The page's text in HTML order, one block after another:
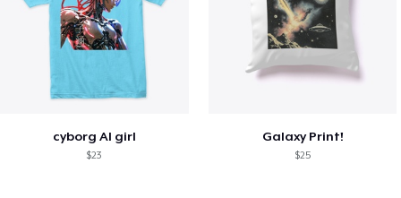
cyborg AI girl
$23
Galaxy Print!
$25